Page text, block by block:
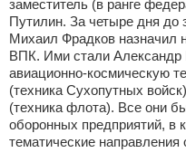
заместитель (в ранге
Путилин. За четыре дня до
Михаил Фрадков назначил
ВПК. Ими стали Александр
авиационно-космическую
(техника Сухопутных
(техника флота). Все они
оборонных предприятий, в
тематические направления